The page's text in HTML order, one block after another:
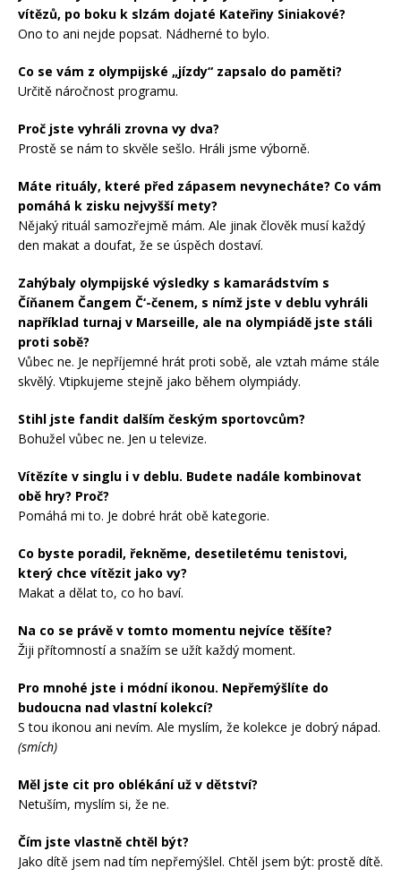
vítězů, po boku k slzám dojaté Kateřiny Siniakové?
Ono to ani nejde popsat. Nádherné to bylo.
Co se vám z olympijské „jízdy“ zapsalo do paměti?
Určitě náročnost programu.
Proč jste vyhráli zrovna vy dva?
Prostě se nám to skvěle sešlo. Hráli jsme výborně.
Máte rituály, které před zápasem nevynecháte? Co vám
pomáhá k zisku nejvyšší mety?
Nějaký rituál samozřejmě mám. Ale jinak člověk musí každý
den makat a doufat, že se úspěch dostaví.
Zahýbaly olympijské výsledky s kamarádstvím s
Číňanem Čangem Č‘-čenem, s nímž jste v deblu vyhráli
například turnaj v Marseille, ale na olympiádě jste stáli
proti sobě?
Vůbec ne. Je nepříjemné hrát proti sobě, ale vztah máme stále
skvělý. Vtipkujeme stejně jako během olympiády.
Stihl jste fandit dalším českým sportovcům?
Bohužel vůbec ne. Jen u televize.
Vítězíte v singlu i v deblu. Budete nadále kombinovat
obě hry? Proč?
Pomáhá mi to. Je dobré hrát obě kategorie.
Co byste poradil, řekněme, desetiletému tenistovi,
který chce vítězit jako vy?
Makat a dělat to, co ho baví.
Na co se právě v tomto momentu nejvíce těšíte?
Žiji přítomností a snažím se užít každý moment.
Pro mnohé jste i módní ikonou. Nepřemýšlíte do
budoucna nad vlastní kolekcí?
S tou ikonou ani nevím. Ale myslím, že kolekce je dobrý nápad.
(smích)
Měl jste cit pro oblékání už v dětství?
Netuším, myslím si, že ne.
Čím jste vlastně chtěl být?
Jako dítě jsem nad tím nepřemýšlel. Chtěl jsem být: prostě dítě.